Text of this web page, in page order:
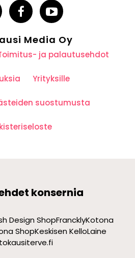
Media Oy
ja palautusehdot
Yrityksille
suostumusta
konsernia
Design ShopFrancklyKotona
ShopKeskisen KelloLaine
terve.fi